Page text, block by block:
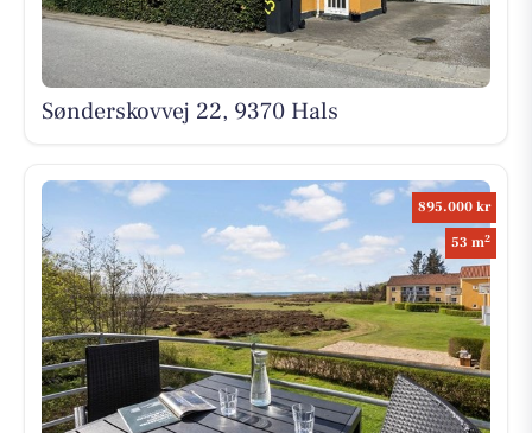
Sønderskovvej 22, 9370 Hals
895.000 kr
53 m2